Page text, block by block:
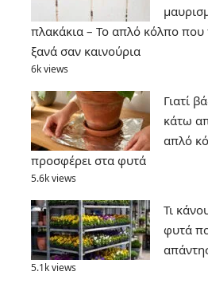
πλακάκια – Το απλό κόλπο που
ξανά σαν καινούρια
6k views
Γιατί
κάτω
απλό
προσφέρει στα φυτά
5.6k views
Τι
φυτά
5.1k views